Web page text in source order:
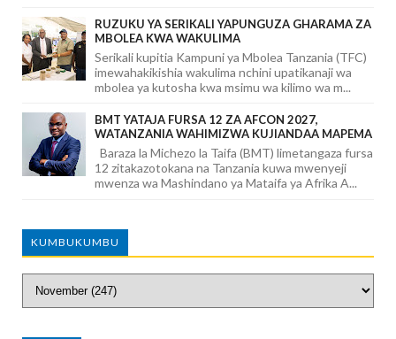
RUZUKU YA SERIKALI YAPUNGUZA GHARAMA ZA
MBOLEA KWA WAKULIMA
Serikali kupitia Kampuni ya Mbolea Tanzania (TFC)
imewahakikishia wakulima nchini upatikanaji wa
mbolea ya kutosha kwa msimu wa kilimo wa m...
BMT YATAJA FURSA 12 ZA AFCON 2027,
WATANZANIA WAHIMIZWA KUJIANDAA MAPEMA
Baraza la Michezo la Taifa (BMT) limetangaza fursa
12 zitakazotokana na Tanzania kuwa mwenyeji
mwenza wa Mashindano ya Mataifa ya Afrika A...
KUMBUKUMBU